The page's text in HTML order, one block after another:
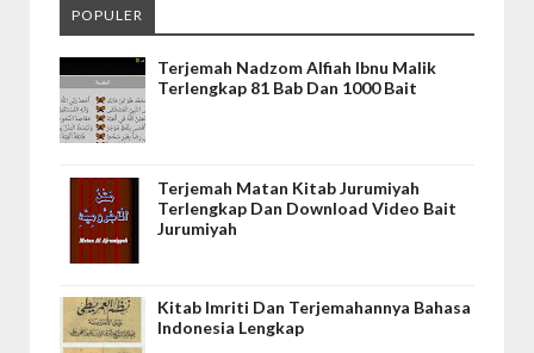
POPULER
Terjemah Nadzom Alfiah Ibnu Malik
Terlengkap 81 Bab Dan 1000 Bait
Terjemah Matan Kitab Jurumiyah
Terlengkap Dan Download Video Bait
Jurumiyah
Kitab Imriti Dan Terjemahannya Bahasa
Indonesia Lengkap